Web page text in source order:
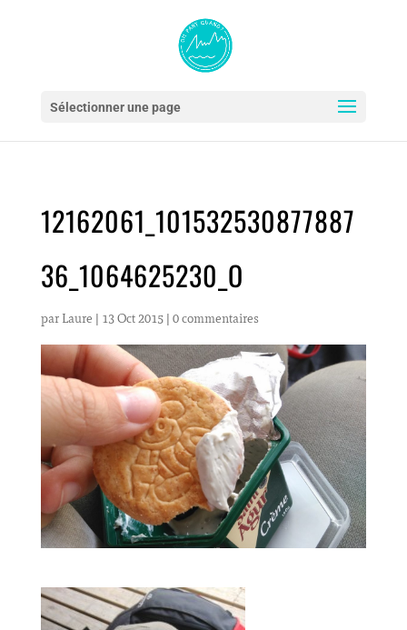
Sélectionner une page
12162061_101532530877887
36_1064625230_O
par Laure | 13 Oct 2015| 0 commentaires